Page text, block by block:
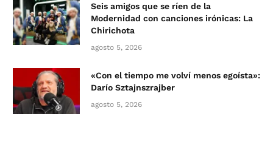
Seis amigos que se ríen de la
Modernidad con canciones irónicas: La
Chirichota
agosto 5, 2026
«Con el tiempo me volví menos egoísta»:
Darío Sztajnszrajber
agosto 5, 2026